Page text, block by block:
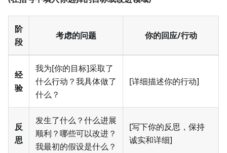
阶
段
考虑的问题 你的回应/行动
经
验
我为[你的目标]采取了
什么行动？我具体做了
什么？
[详细描述你的行动]
反
思
发生了什么？什么进展
顺利？哪些可以改进？
我最初的假设是什么？
[写下你的反思，保持
诚实和详细]